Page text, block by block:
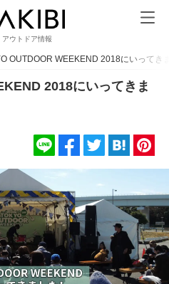
アウトドア情報
OUTDOOR WEEKEND 2018にいってき
2018にいってきま